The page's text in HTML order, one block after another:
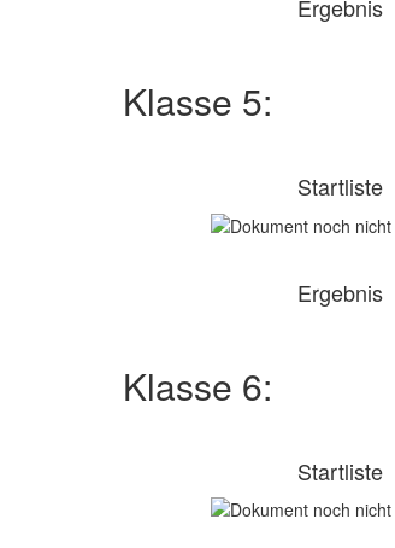
Ergebnis
Klasse 5:
Startliste
Ergebnis
Klasse 6:
Startliste